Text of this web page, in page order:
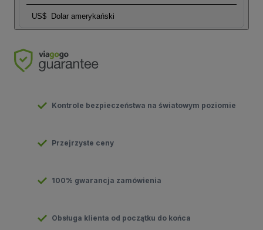
US$ Dolar amerykański
Kontrole bezpieczeństwa na światowym poziomie
Przejrzyste ceny
100% gwarancja zamówienia
Obsługa klienta od początku do końca